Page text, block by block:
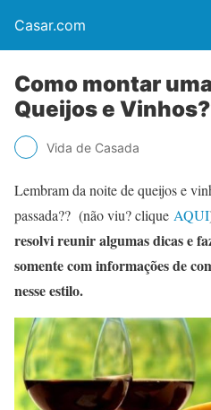
Casar.com
Como montar
Queijos e
Vida de Casada
Lembram da noite de queijos e
passada?? (não viu? clique AQUI
resolvi reunir algumas dicas e
somente com informações de
nesse estilo.